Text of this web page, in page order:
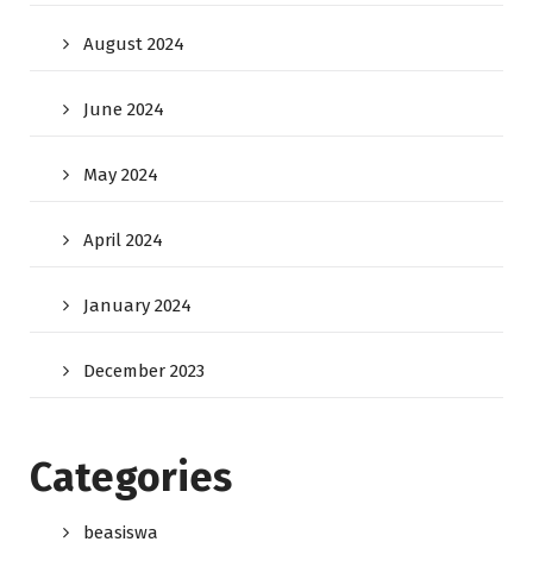
August 2024
June 2024
May 2024
April 2024
January 2024
December 2023
Categories
beasiswa